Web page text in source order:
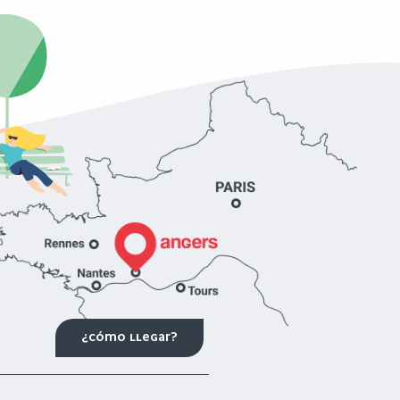
¿CÓMO LLEGAR?